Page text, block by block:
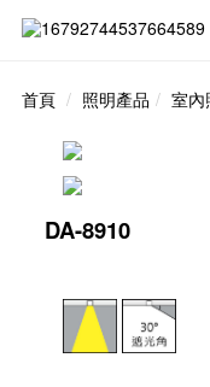
首頁 照明產品 室內
DA-8910